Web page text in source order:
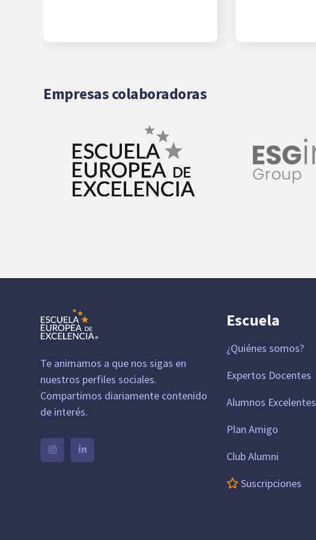
Empresas colaboradoras
Te animamos a que nos sigas en
nuestros perfiles sociales.
Compartimos diariamente contenido
de interés.
Escuela
¿Quiénes somos?
Expertos Docentes
Alumnos Excelentes
Plan Amigo
Club Alumni
Suscripciones